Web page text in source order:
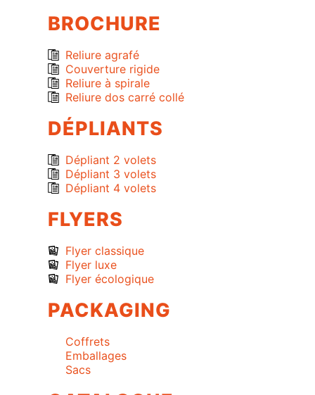
BROCHURE
Reliure agrafé
Couverture rigide
Reliure à spirale
Reliure dos carré collé
DÉPLIANTS
Dépliant 2 volets
Dépliant 3 volets
Dépliant 4 volets
FLYERS
Flyer classique
Flyer luxe
Flyer écologique
PACKAGING
Coffrets
Emballages
Sacs